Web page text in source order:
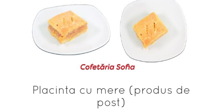
ADAUGĂ ÎN COȘ
Placinta cu mere (produs de
post)